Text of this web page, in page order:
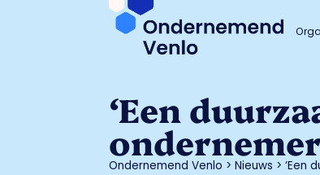
‘Een
Ondernemend Venlo >Nieuws >‘Een